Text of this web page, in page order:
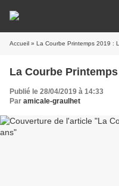
Accueil » La Courbe Printemps 2019 :
La Courbe
Publié le 28/04/2019 à 14:33
Par amicale-graulhet